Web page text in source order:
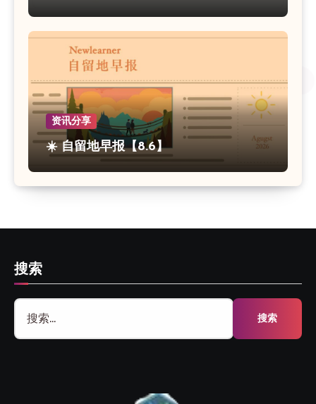
资讯分享
☀️ 自留地早报【8.6】
搜索
搜
索：